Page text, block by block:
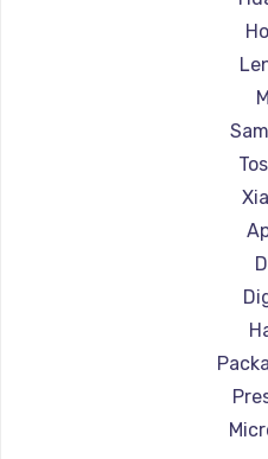
Ремонт
Ремонт
Ремонт
Ремонт
Ремонт
Ремонт
Ремонт
Ремонт
Ремонт
Ремонт
Ремонт
Ремонт
Ремонт